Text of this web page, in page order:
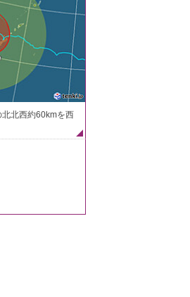
北西約60kmを西